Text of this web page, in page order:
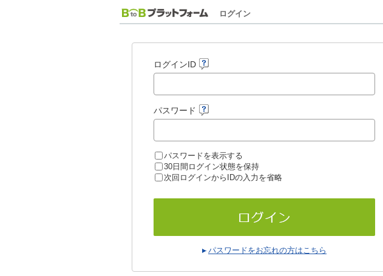
ログイン
ログインID
パスワード
パスワードを表示する
30日間ログイン状態を保持
次回ログインからIDの入力を省略
パスワードをお忘れの方はこちら